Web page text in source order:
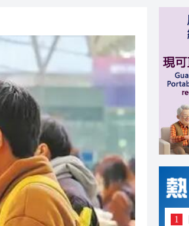
20:22
拓暑期入境市場
20:21
20:16